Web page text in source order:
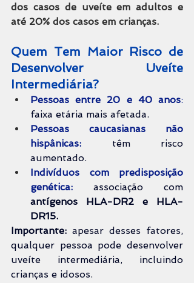
dos casos de uveíte em adultos e
até 20% dos casos em crianças.
Quem Tem Maior Risco de
Desenvolver Uveíte
Intermediária?
Pessoas entre 20 e 40 anos
faixa etária mais afetada.
Pessoas caucasianas não
hispânicas: têm risco
aumentado.
Indivíduos com predisposição
genética: associação com
antígenos HLA-DR2 e HLA-
DR15.
Importante: apesar desses fatores,
qualquer pessoa pode desenvolver
uveíte intermediária, incluindo
crianças e idosos.